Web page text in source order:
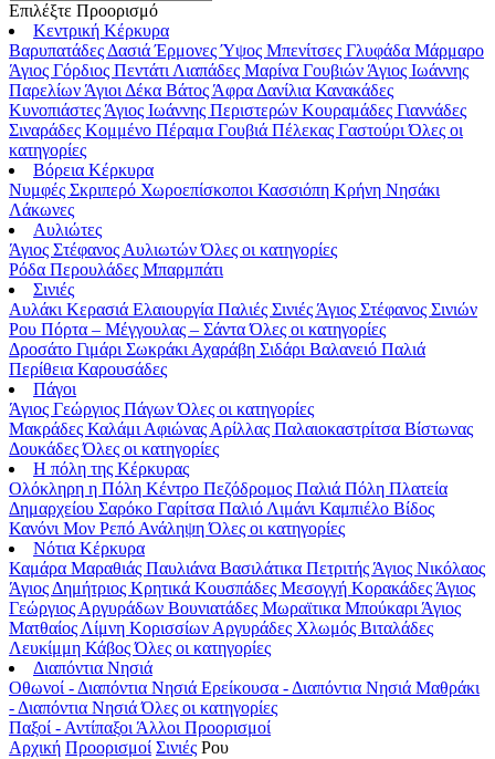
Επιλέξτε Προορισμό
Κεντρική Κέρκυρα
Βαρυπατάδες ΔασιάΈρμονεςΎψος Μπενίτσες Γλυφάδα Μάρμαρο
Άγιος Γόρδιος Πεντάτι Λιαπάδες Μαρίνα Γουβιών Άγιος Ιωάννης
Παρελίων Άγιοι Δέκα Βάτος Άφρα Δανίλια Κανακάδες
Κυνοπιάστες Άγιος Ιωάννης Περιστερών Κουραμάδες Γιαννάδες
Σιναράδες Κομμένο Πέραμα Γουβιά Πέλεκας ΓαστούριΌλες οι
κατηγορίες
Βόρεια Κέρκυρα
Νυμφές Σκριπερό Χωροεπίσκοποι Κασσιόπη Κρήνη Νησάκι
Λάκωνες
Αυλιώτες
Άγιος Στέφανος ΑυλιωτώνΌλες οι κατηγορίες
Ρόδα Περουλάδες Μπαρμπάτι
Σινιές
Αυλάκι Κερασιά Ελαιουργία Παλιές Σινιές Άγιος Στέφανος Σινιών
Ρου Πόρτα – Μέγγουλας – ΣάνταΌλες οι κατηγορίες
Δροσάτο Γιμάρι Σωκράκι Αχαράβη Σιδάρι Βαλανειό Παλιά
Περίθεια Καρουσάδες
Πάγοι
Άγιος Γεώργιος ΠάγωνΌλες οι κατηγορίες
Μακράδες Καλάμι Αφιώνας Αρίλλας Παλαιοκαστρίτσα Βίστωνας
ΔουκάδεςΌλες οι κατηγορίες
Η πόλη της Κέρκυρας
Ολόκληρη η Πόλη Κέντρο Πεζόδρομος Παλιά Πόλη Πλατεία
Δημαρχείου Σαρόκο Γαρίτσα Παλιό Λιμάνι Καμπιέλο Βίδος
Κανόνι Μον Ρεπό ΑνάληψηΌλες οι κατηγορίες
Νότια Κέρκυρα
Καμάρα Μαραθιάς Παυλιάνα Βασιλάτικα Πετριτής Άγιος Νικόλαος
Άγιος Δημήτριος Κρητικά Κουσπάδες Μεσογγή Κορακάδες Άγιος
Γεώργιος Αργυράδων Βουνιατάδες Μωραϊτικα Μπούκαρι Άγιος
Ματθαίος Λίμνη Κορισσίων Αργυράδες Χλωμός Βιταλάδες
Λευκίμμη ΚάβοςΌλες οι κατηγορίες
Διαπόντια Νησιά
Οθωνοί - Διαπόντια Νησιά Ερείκουσα - Διαπόντια Νησιά Μαθράκι
- Διαπόντια ΝησιάΌλες οι κατηγορίες
Παξοί - Αντίπαξοι Άλλοι Προορισμοί
Αρχική Προορισμοί Σινιές Ρου